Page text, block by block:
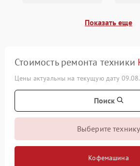
Показать еще
Стоимость ремонта техники
Цены актуальны на текущую дату
Поиск
Выберите технику
Кофемашина